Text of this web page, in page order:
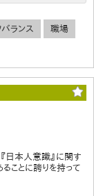
バランス 職場
日本人意識』に関す
ることに誇りを持って